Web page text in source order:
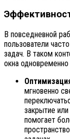
В повседневной
пользователи
задач. В таком
окна
мгновенно
закрытие
помогает